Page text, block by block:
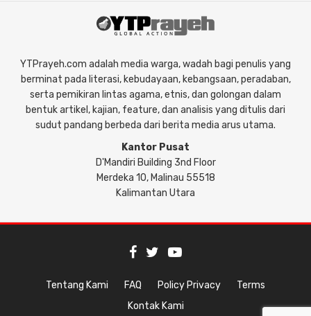
YTPrayeh.com adalah media warga, wadah bagi penulis yang
berminat pada literasi, kebudayaan, kebangsaan, peradaban,
serta pemikiran lintas agama, etnis, dan golongan dalam
bentuk artikel, kajian, feature, dan analisis yang ditulis dari
sudut pandang berbeda dari berita media arus utama.
Kantor Pusat
D'Mandiri Building 3nd Floor
Merdeka 10, Malinau 55518
Kalimantan Utara
Tentang Kami FAQ Policy Privacy
Terms
Kontak Kami